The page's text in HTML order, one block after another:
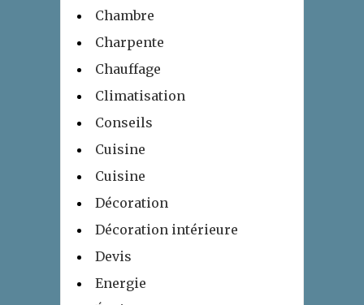
Chambre
Charpente
Chauffage
Climatisation
Conseils
Cuisine
Cuisine
Décoration
Décoration intérieure
Devis
Energie